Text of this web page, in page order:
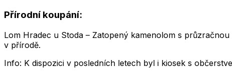
Přírodní koupání:
Lom Hradec u Stoda – Zatopený kamenolom s
v přírodě.
Info: K dispozici v posledních letech byl i kiosek s